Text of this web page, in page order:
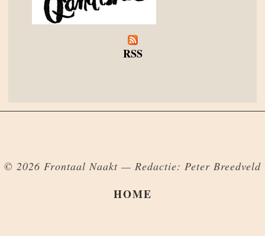
RSS
© 2026 Frontaal Naakt — Redactie: Peter Breedveld
HOME